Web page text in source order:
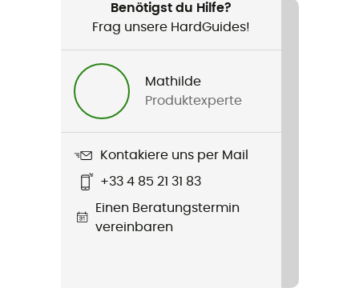
Konos Globetrot
100 % polyester
Steifigkeit der Laufsohle
Zwischensohle
Benötigst du Hilfe?
Frag unsere HardGuides!
Mathilde
Produktexperte
Kontakiere uns per Mail
+33 4 85 21 31 83
Einen Beratungstermin
vereinbaren